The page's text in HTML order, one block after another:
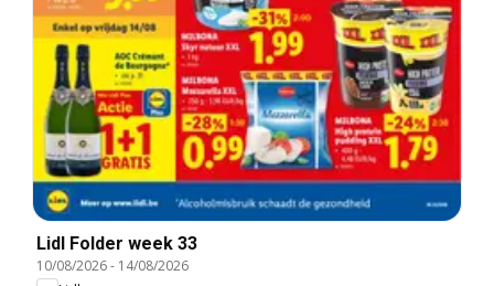
Lidl Folder week 33
10/08/2026- 14/08/2026